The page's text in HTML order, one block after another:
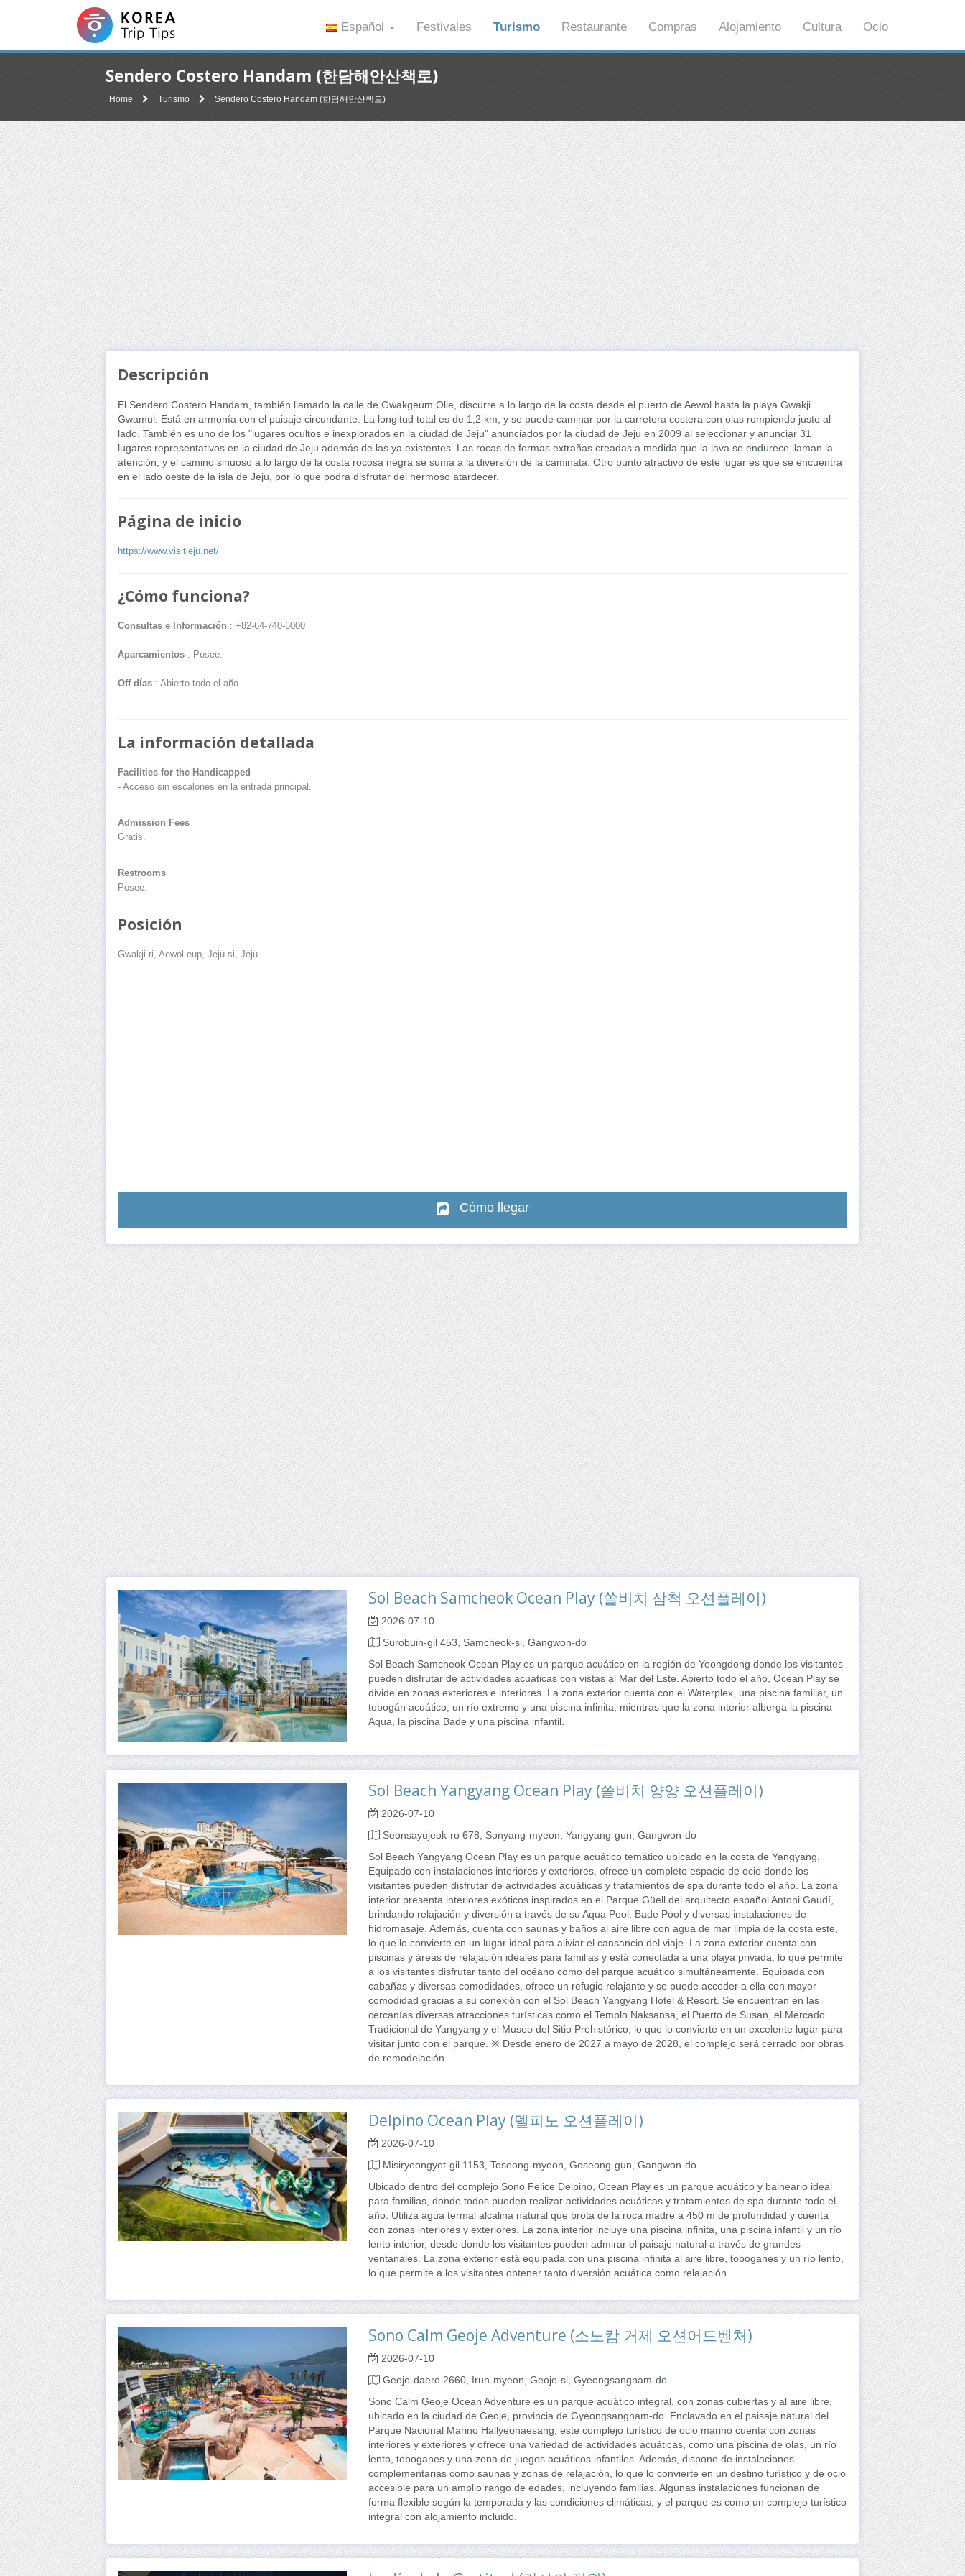
Español Festivales Turismo Restaurante Compras Alojamiento Cultura Ocio
Sendero Costero Handam (한담해안산책로)
Home Turismo Sendero Costero Handam (한담해안산책로)
Descripción
El Sendero Costero Handam, también llamado la calle de Gwakgeum Olle, discurre a lo largo de la costa desde el puerto de Aewol hasta la playa Gwakji
Gwamul. Está en armonía con el paisaje circundante. La longitud total es de 1,2 km, y se puede caminar por la carretera costera con olas rompiendo justo al
lado. También es uno de los "lugares ocultos e inexplorados en la ciudad de Jeju" anunciados por la ciudad de Jeju en 2009 al seleccionar y anunciar 31
lugares representativos en la ciudad de Jeju además de las ya existentes. Las rocas de formas extrañas creadas a medida que la lava se endurece llaman la
atención, y el camino sinuoso a lo largo de la costa rocosa negra se suma a la diversión de la caminata. Otro punto atractivo de este lugar es que se encuentra
en el lado oeste de la isla de Jeju, por lo que podrá disfrutar del hermoso atardecer.
Página de inicio
https://www.visitjeju.net/
¿Cómo funciona?
Consultas e Información : +82-64-740-6000
Aparcamientos : Posee.
Off días : Abierto todo el año.
La información detallada
Facilities for the Handicapped
- Acceso sin escalones en la entrada principal.
Admission Fees
Gratis.
Restrooms
Posee.
Posición
Gwakji-ri, Aewol-eup, Jeju-si, Jeju
Cómo llegar
Sol Beach Samcheok Ocean Play (쏠비치 삼척 오션플레이)
2026-07-10
Surobuin-gil 453, Samcheok-si, Gangwon-do
Sol Beach Samcheok Ocean Play es un parque acuático en la región de Yeongdong donde los visitantes
pueden disfrutar de actividades acuáticas con vistas al Mar del Este. Abierto todo el año, Ocean Play se
divide en zonas exteriores e interiores. La zona exterior cuenta con el Waterplex, una piscina familiar, un
tobogán acuático, un río extremo y una piscina infinita; mientras que la zona interior alberga la piscina
Aqua, la piscina Bade y una piscina infantil.
Sol Beach Yangyang Ocean Play (쏠비치 양양 오션플레이)
2026-07-10
Seonsayujeok-ro 678, Sonyang-myeon, Yangyang-gun, Gangwon-do
Sol Beach Yangyang Ocean Play es un parque acuático temático ubicado en la costa de Yangyang.
Equipado con instalaciones interiores y exteriores, ofrece un completo espacio de ocio donde los
visitantes pueden disfrutar de actividades acuáticas y tratamientos de spa durante todo el año. La zona
interior presenta interiores exóticos inspirados en el Parque Güell del arquitecto español Antoni Gaudí,
brindando relajación y diversión a través de su Aqua Pool, Bade Pool y diversas instalaciones de
hidromasaje. Además, cuenta con saunas y baños al aire libre con agua de mar limpia de la costa este,
lo que lo convierte en un lugar ideal para aliviar el cansancio del viaje. La zona exterior cuenta con
piscinas y áreas de relajación ideales para familias y está conectada a una playa privada, lo que permite
a los visitantes disfrutar tanto del océano como del parque acuático simultáneamente. Equipada con
cabañas y diversas comodidades, ofrece un refugio relajante y se puede acceder a ella con mayor
comodidad gracias a su conexión con el Sol Beach Yangyang Hotel & Resort. Se encuentran en las
cercanías diversas atracciones turísticas como el Templo Naksansa, el Puerto de Susan, el Mercado
Tradicional de Yangyang y el Museo del Sitio Prehistórico, lo que lo convierte en un excelente lugar para
visitar junto con el parque. ※ Desde enero de 2027 a mayo de 2028, el complejo será cerrado por obras
de remodelación.
Delpino Ocean Play (델피노 오션플레이)
2026-07-10
Misiryeongyet-gil 1153, Toseong-myeon, Goseong-gun, Gangwon-do
Ubicado dentro del complejo Sono Felice Delpino, Ocean Play es un parque acuático y balneario ideal
para familias, donde todos pueden realizar actividades acuáticas y tratamientos de spa durante todo el
año. Utiliza agua termal alcalina natural que brota de la roca madre a 450 m de profundidad y cuenta
con zonas interiores y exteriores. La zona interior incluye una piscina infinita, una piscina infantil y un río
lento interior, desde donde los visitantes pueden admirar el paisaje natural a través de grandes
ventanales. La zona exterior está equipada con una piscina infinita al aire libre, toboganes y un río lento,
lo que permite a los visitantes obtener tanto diversión acuática como relajación.
Sono Calm Geoje Adventure (소노캄 거제 오션어드벤처)
2026-07-10
Geoje-daero 2660, Irun-myeon, Geoje-si, Gyeongsangnam-do
Sono Calm Geoje Ocean Adventure es un parque acuático integral, con zonas cubiertas y al aire libre,
ubicado en la ciudad de Geoje, provincia de Gyeongsangnam-do. Enclavado en el paisaje natural del
Parque Nacional Marino Hallyeohaesang, este complejo turístico de ocio marino cuenta con zonas
interiores y exteriores y ofrece una variedad de actividades acuáticas, como una piscina de olas, un río
lento, toboganes y una zona de juegos acuáticos infantiles. Además, dispone de instalaciones
complementarias como saunas y zonas de relajación, lo que lo convierte en un destino turístico y de ocio
accesible para un amplio rango de edades, incluyendo familias. Algunas instalaciones funcionan de
forma flexible según la temporada y las condiciones climáticas, y el parque es como un complejo turístico
integral con alojamiento incluido.